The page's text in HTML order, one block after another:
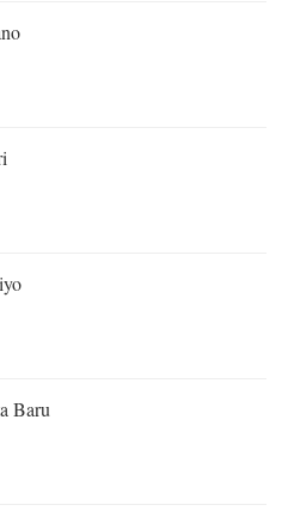
Baru